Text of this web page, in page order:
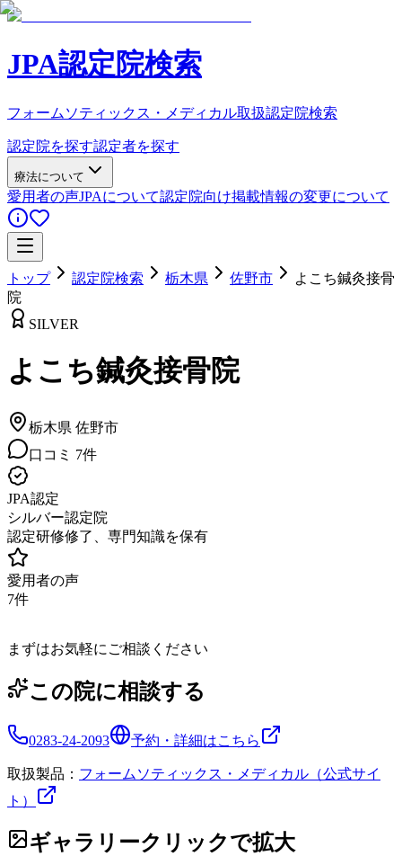
JPA認定院検索
フォームソティックス・メディカル取扱認定院検索
認定院を探す認定者を探す
療法について
愛用者の声JPAについて認定院向け掲載情報の変更について
トップ 認定院検索 栃木県 佐野市
よこち鍼灸接骨
院
SILVER
よこち鍼灸接骨院
栃木県 佐野市
口コミ 7件
JPA認定
シルバー認定院
認定研修修了、専門知識を保有
愛用者の声
7件
まずはお気軽にご相談ください
この院に相談する
0283-24-2093 予約・詳細はこちら
取扱製品： フォームソティックス・メディカル（公式サイ
ト）
ギャラリークリックで拡大